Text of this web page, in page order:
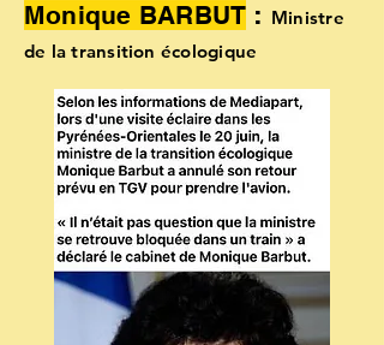
Monique BARBUT : Ministre
de la transition écologique